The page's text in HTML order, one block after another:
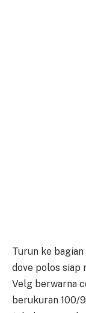
Turun ke
dove polos siap
Velg berwarna
berukuran 100/